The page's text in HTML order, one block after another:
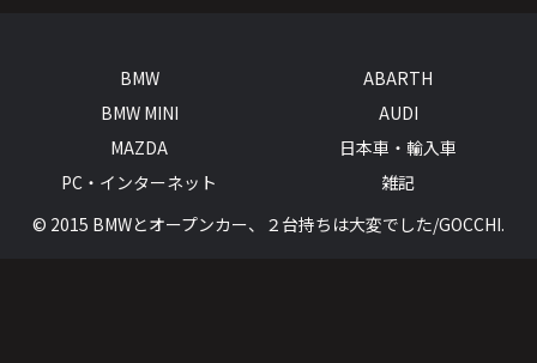
BMW
ABARTH
BMW MINI
AUDI
MAZDA
日本車・輸入車
PC・インターネット
雑記
© 2015 BMWとオープンカー、２台持ちは大変でした/GOCCHI.